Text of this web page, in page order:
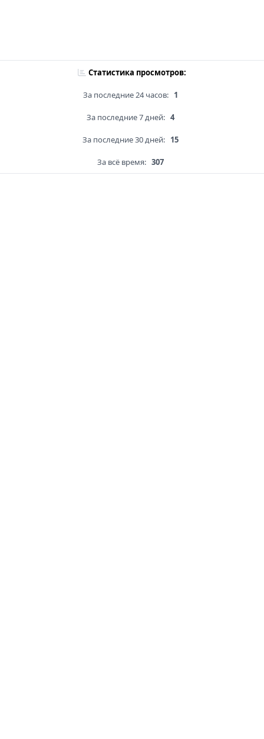
Статистика просмотров:
За последние 24 часов: 1
За последние 7 дней: 4
За последние 30 дней: 15
За всё время: 307